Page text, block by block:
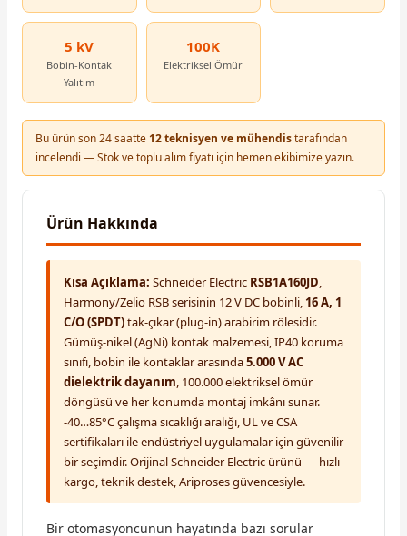
5 kV
Bobin-Kontak
Yalıtım
100K
Elektriksel Ömür
Bu ürün son 24 saatte 12 teknisyen ve mühendistarafından
incelendi — Stok ve toplu alım fiyatı için hemen ekibimize yazın.
Ürün Hakkında
Kısa Açıklama: Schneider Electric RSB1A160JD,
Harmony/Zelio RSB serisinin 12 V DC bobinli, 16 A, 1
C/O (SPDT)tak-çıkar (plug-in) arabirim rölesidir.
Gümüş-nikel (AgNi) kontak malzemesi, IP40 koruma
sınıfı, bobin ile kontaklar arasında5.000 V AC
dielektrik dayanım, 100.000 elektriksel ömür
döngüsü ve her konumda montaj imkânı sunar.
-40…85°C çalışma sıcaklığı aralığı, UL ve CSA
sertifikaları ile endüstriyel uygulamalar için güvenilir
bir seçimdir. Orijinal Schneider Electric ürünü — hızlı
kargo, teknik destek, Ariproses güvencesiyle.
Bir otomasyoncunun hayatında bazı sorular